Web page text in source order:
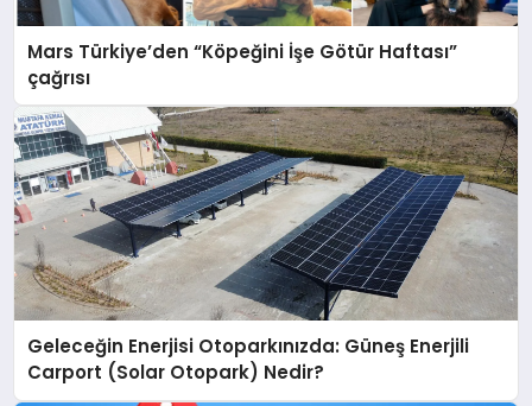
Mars Türkiye’den “Köpeğini İşe Götür Haftası”
çağrısı
Geleceğin Enerjisi Otoparkınızda: Güneş Enerjili
Carport (Solar Otopark) Nedir?